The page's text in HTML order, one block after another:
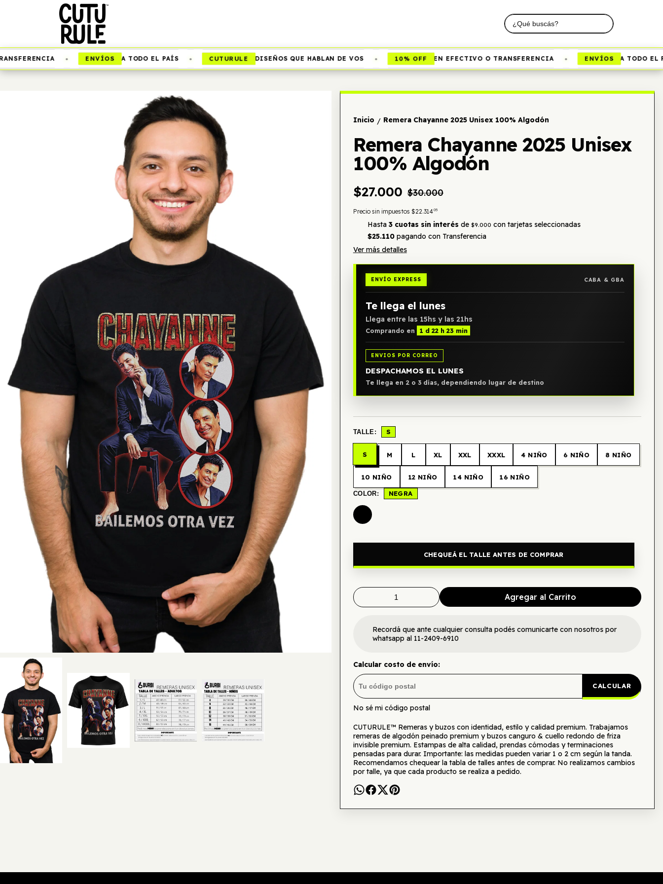
• ENVÍOS A TODO EL PAÍS • CUTURULE DISEÑOS QUE HABLAN DE VOS • 10% OFF EN EFECTIVO O TRANSFERENCIA • ENVÍOS A TODO EL
Inicio / Remera Chayanne 2025 Unisex 100% Algodón
Remera Chayanne 2025 Unisex
100% Algodón
$27.000 $30.000
Precio sin impuestos $22.31405
Hasta 3 cuotas sin interés de $9.000 con tarjetas seleccionadas
$25.110pagando con Transferencia
Ver más detalles
ENVÍO EXPRESS CABA & GBA
Te llega el lunes
Llega entre las 15hs y las 21hs
Comprando en 1 d 22 h 23 min
ENVIOS POR CORREO
DESPACHAMOS EL LUNES
Te llega en 2 o 3 días, dependiendo lugar de destino
TALLE: S
S M L XL XXL XXXL 4 NIÑO 6 NIÑO 8 NIÑO
10 NIÑO 12 NIÑO 14 NIÑO 16 NIÑO
COLOR: NEGRA
CHEQUEÁ EL TALLE ANTES DE COMPRAR
Agregar al Carrito
Recordá que ante cualquier consulta podés comunicarte con nosotros por
whatsapp al 11-2409-6910
Calcular costo de envío:
CALCULAR
No sé mi código postal
CUTURULE™ Remeras y buzos con identidad, estilo y calidad premium. Trabajamos
remeras de algodón peinado premium y buzos canguro & cuello redondo de friza
invisible premium. Estampas de alta calidad, prendas cómodas y terminaciones
pensadas para durar. Importante: las medidas pueden variar 1 o 2 cm según la tanda.
Recomendamos chequear la tabla de talles antes de comprar. No realizamos cambios
por talle, ya que cada producto se realiza a pedido.